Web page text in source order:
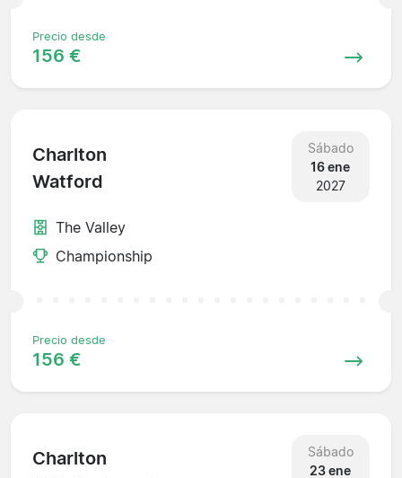
Precio desde
156 €
Charlton
Watford
Sábado
16 ene
2027
The Valley
Championship
Precio desde
156 €
Charlton
Sábado
23 ene